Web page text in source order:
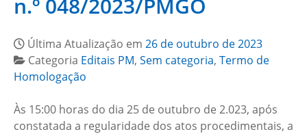
n.º 048/2023/PMGO
Última Atualização em 26 de outubro de 2023
Categoria Editais PM, Sem categoria, Termo de
Homologação
Às 15:00 horas do dia 25 de outubro de 2.023, após
constatada a regularidade dos atos procedimentais, a